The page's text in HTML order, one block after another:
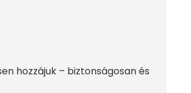
hozzájuk – biztonságosan és